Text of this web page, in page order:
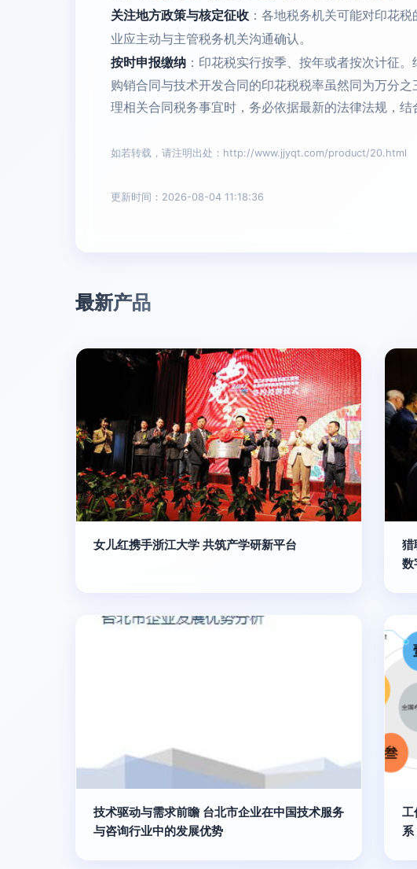
关注地方政策与核定征收 ：各地税务机关可能对印花
业应主动与主管税务机关沟通确认。
按时申报缴纳 ：印花税实行按季、按年或者按次计征
购销合同与技术开发合同的印花税税率虽然同为万分
理相关合同税务事宜时，务必依据最新的法律法规，结
如若转载，请注明出处：http://www.jjyqt.com/product/20.html
更新时间：2026-08-04 11:18:36
最新产品
女儿红携手浙江大学 共筑产学研新平台
猎
数
技术驱动与需求前瞻 台北市企业在中国技术服务
与咨询行业中的发展优势
工
系